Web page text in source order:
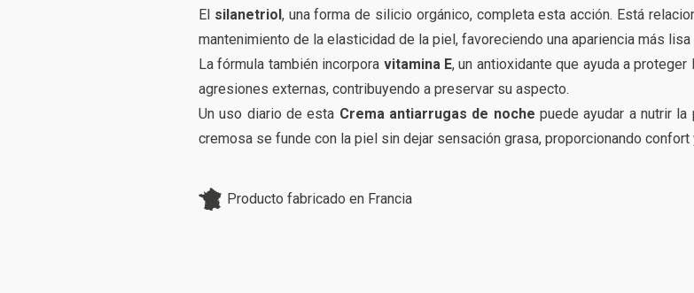
El silanetriol , una forma de silicio orgánico, completa esta acción. Está
mantenimiento de la elasticidad de la piel, favoreciendo una apariencia más lisa
La fórmula también incorpora vitamina E, un antioxidante que ayuda a
agresiones externas, contribuyendo a preservar su aspecto.
Un uso diario de esta Crema antiarrugas de noche puede ayudar a nutrir
cremosa se funde con la piel sin dejar sensación grasa, proporcionando confort
Producto fabricado en Francia